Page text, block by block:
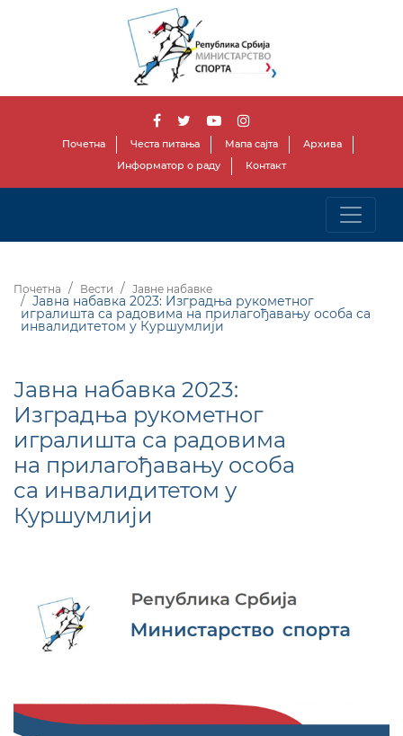
Почетна Честа питања Мапа сајта
Архива
Информатор о раду
Контакт
Почетна Вести Јавне набавке
Јавна набавка 2023: Изградња рукометног
игралишта са радовима на прилагођавању особа са
инвалидитетом у Куршумлији
Јавна набавка 2023:
Изградња рукометног
игралишта са радовима
на прилагођавању особа
са инвалидитетом у
Куршумлији